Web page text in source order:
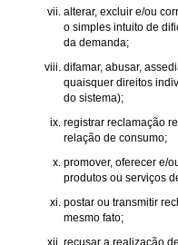
alterar, excluir e/ou
o simples intuito de
da demanda;
difamar, abusar,
quaisquer direitos
do sistema);
registrar reclamação
relação de consumo;
promover, oferecer e/
produtos ou serviços
postar ou transmitir
mesmo fato;
recusar a realização